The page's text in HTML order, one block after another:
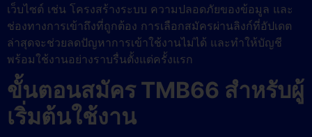
เว็บไซต์ เช่น โครงสร้างระบบ ความปลอดภัยของข้อมูล และ
ช่องทางการเข้าถึงที่ถูกต้อง การเลือกสมัครผ่านลิงก์ที่อัปเดต
ล่าสุดจะช่วยลดปัญหาการเข้าใช้งานไม่ได้ และทำให้บัญชี
พร้อมใช้งานอย่างราบรื่นตั้งแต่ครั้งแรก
ขั้นตอนสมัคร TMB66 สำหรับผู้
เริ่มต้นใช้งาน